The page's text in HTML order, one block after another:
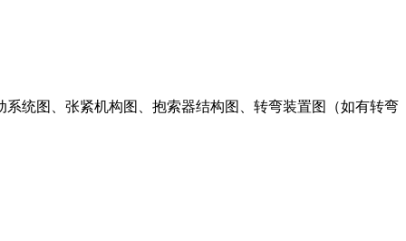
统图、张紧机构图、抱索器结构图、转弯装置图（如有转弯